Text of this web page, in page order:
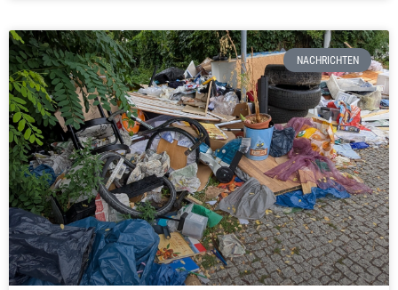
NACHRICHTEN